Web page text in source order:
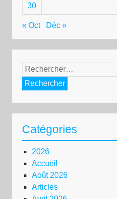
30
« Oct Déc »
Rechercher :
Catégories
2026
Accueil
Août 2026
Articles